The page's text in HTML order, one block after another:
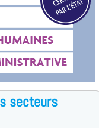
secteurs